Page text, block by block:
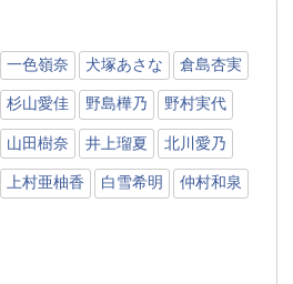
一色嶺奈 犬塚あさな 倉島杏実
杉山愛佳 野島樺乃 野村実代
山田樹奈 井上瑠夏 北川愛乃
上村亜柚香 白雪希明 仲村和泉